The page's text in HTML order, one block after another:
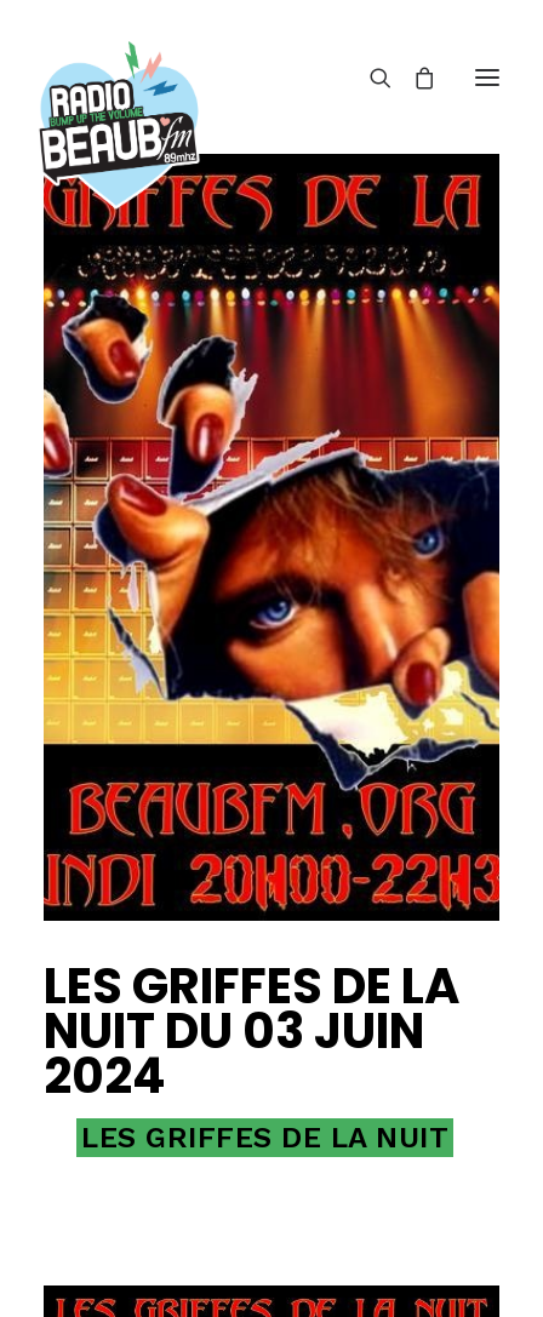
ACTUS
REPLAY
ÉMISSIONS
BOUTIQUE
LES GRIFFES DE LA
NUIT DU 03 JUIN
2024
LES GRIFFES DE LA NUIT